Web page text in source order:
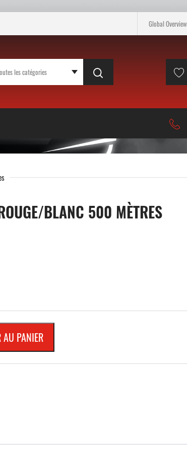
Global Overview
BLANC 500 MÈTRES
AU PANIER